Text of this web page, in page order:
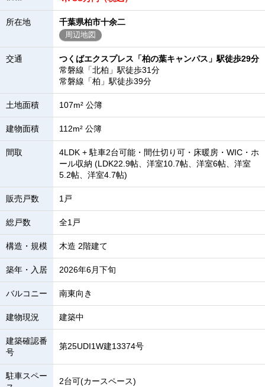
所在地 千葉県柏市十余二
周辺地図
交通
つくばエクスプレス「柏の葉キャンパス」駅徒歩29分
常磐線「北柏」駅徒歩31分
常磐線「柏」駅徒歩39分
土地面積 107m² 公簿
建物面積 112m² 公簿
間取
4LDK + 駐車2台可能・間仕切り可・床暖房・WIC・ホ
ール収納 (LDK22.9帖、洋室10.7帖、洋室6帖、洋室
5.2帖、洋室4.7帖)
販売戸数 1戸
総戸数 全1戸
構造・規模 木造 2階建て
築年・入居 2026年6月下旬
バルコニー 南東向き
建物現況 建築中
建築確認番
号
第25UDI1W建13374号
駐車スペー
2台可(カースペース)